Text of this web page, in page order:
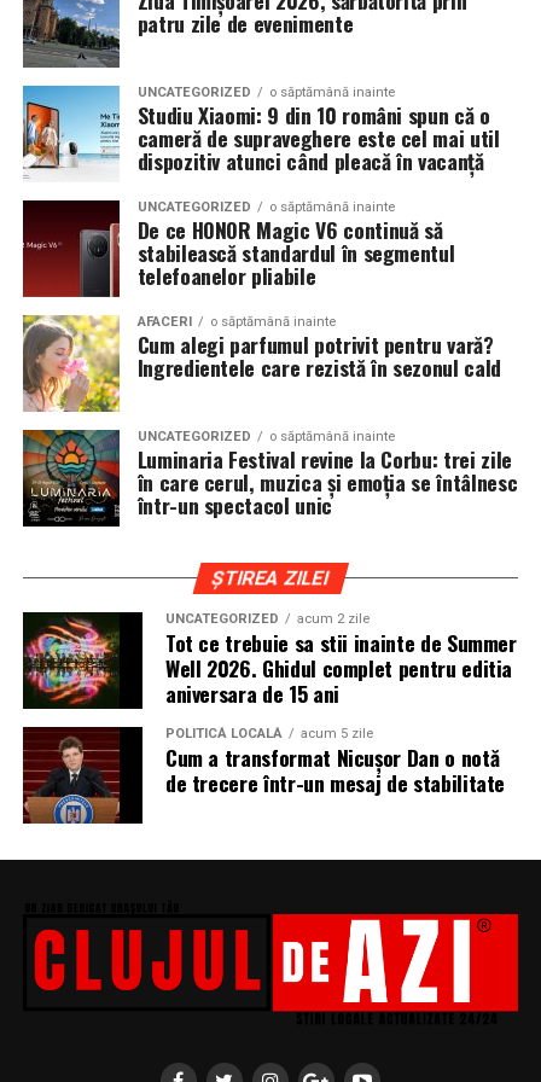
Abonamentele sunt disponibile pe summerwell.ro la
pretul de 513 lei. De asemenea, pot fi achizitionate
bilete de o zi la pretul de 351 lei pentru vineri si
sambata, respectiv 426.6 lei pentru duminica.
https://www.honor.com/ro/support/screen-protection/
https://www.honor.com/ro/support/honor-magic-v6-
service-benefits/
** Google AI Pro, care include Gemini Advanced și 5 TB
spațiu de stocare în cloud, este oferit gratuit timp de trei
luni de la momentul activării și oferă funcții precum
generarea de videoclipuri cu Veo 3.1, crearea de imagini
cu Nano Banana Pro, instrumentul de producție video
Flow și asistentul de cercetare NotebookLM.
patru zile de evenimente
UNCATEGORIZED o săptămână inainte
Studiu Xiaomi: 9 din 10 români spun că o
cameră de supraveghere este cel mai util
dispozitiv atunci când pleacă în vacanță
UNCATEGORIZED o săptămână inainte
De ce HONOR Magic V6 continuă să
stabilească standardul în segmentul
telefoanelor pliabile
AFACERI o săptămână inainte
Cum alegi parfumul potrivit pentru vară?
Ingredientele care rezistă în sezonul cald
UNCATEGORIZED o săptămână inainte
Luminaria Festival revine la Corbu: trei zile
în care cerul, muzica și emoția se întâlnesc
într-un spectacol unic
ȘTIREA ZILEI
UNCATEGORIZED acum 2 zile
Tot ce trebuie sa stii inainte de Summer
Well 2026. Ghidul complet pentru editia
aniversara de 15 ani
POLITICĂ LOCALĂ acum 5 zile
Cum a transformat Nicușor Dan o notă
de trecere într-un mesaj de stabilitate